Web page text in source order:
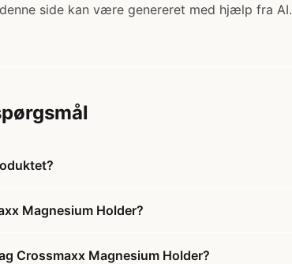
side kan være genereret med hjælp fra AI.
Magnesium Holder?
Crossmaxx Magnesium Holder?